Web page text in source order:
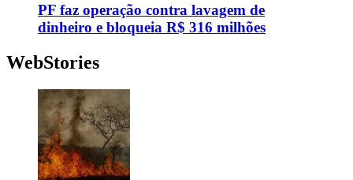
PF faz operação contra lavagem de
dinheiro e bloqueia R$ 316 milhões
WebStories